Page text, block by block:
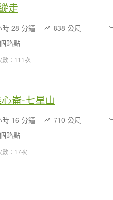
走
時 28 分鐘 838 公尺
路點
數：111次
崙-七星山
時 16 分鐘 710 公尺
路點
數：17次